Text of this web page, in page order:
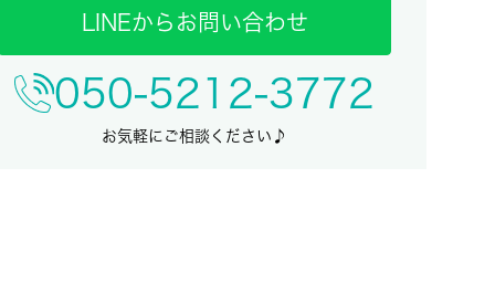
LINEからお問い合わせ
050-5212-3772
お気軽にご相談ください♪